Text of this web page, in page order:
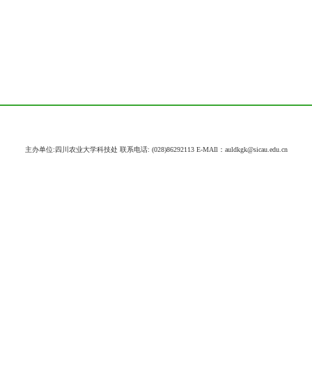
主办单位:四川农业大学科技处 联系电话: (028)86292113 E-MAIl：auldkgk@sicau.edu.cn